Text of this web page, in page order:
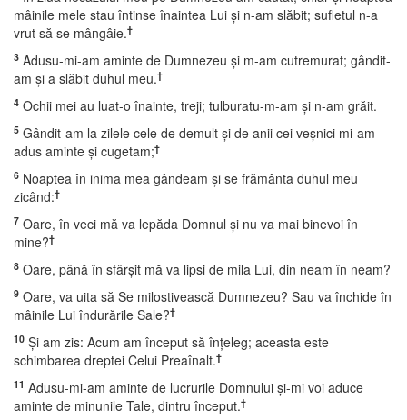
mâinile mele stau întinse înaintea Lui şi n-am slăbit; sufletul n-a
vrut să se mângâie.†
3 Adusu-mi-am aminte de Dumnezeu şi m-am cutremurat; gândit-
am şi a slăbit duhul meu.†
4 Ochii mei au luat-o înainte, treji; tulburatu-m-am şi n-am grăit.
5 Gândit-am la zilele cele de demult şi de anii cei veşnici mi-am
adus aminte şi cugetam;†
6 Noaptea în inima mea gândeam şi se frământa duhul meu
zicând:†
7 Oare, în veci mă va lepăda Domnul şi nu va mai binevoi în
mine?†
8 Oare, până în sfârşit mă va lipsi de mila Lui, din neam în neam?
9 Oare, va uita să Se milostivească Dumnezeu? Sau va închide în
mâinile Lui îndurările Sale?†
10 Şi am zis: Acum am început să înţeleg; aceasta este
schimbarea dreptei Celui Preaînalt.†
11 Adusu-mi-am aminte de lucrurile Domnului şi-mi voi aduce
aminte de minunile Tale, dintru început.†